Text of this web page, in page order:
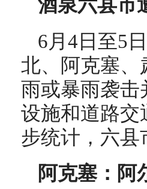
酒泉六县市
6月4日至5
北、阿克塞、
雨或暴雨袭击
设施和道路交
步统计，六县
阿克塞：阿